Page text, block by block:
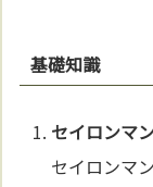
基礎知識
セイロンマ
セイロンマ